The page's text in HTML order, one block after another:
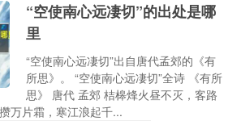
“空使南心远凄切”的出处是哪
里
“空使南心远凄切”出自唐代孟郊的《有
所思》。 “空使南心远凄切”全诗 《有所
思》 唐代 孟郊 桔槔烽火昼不灭，客路
万片霜，寒江浪起千...